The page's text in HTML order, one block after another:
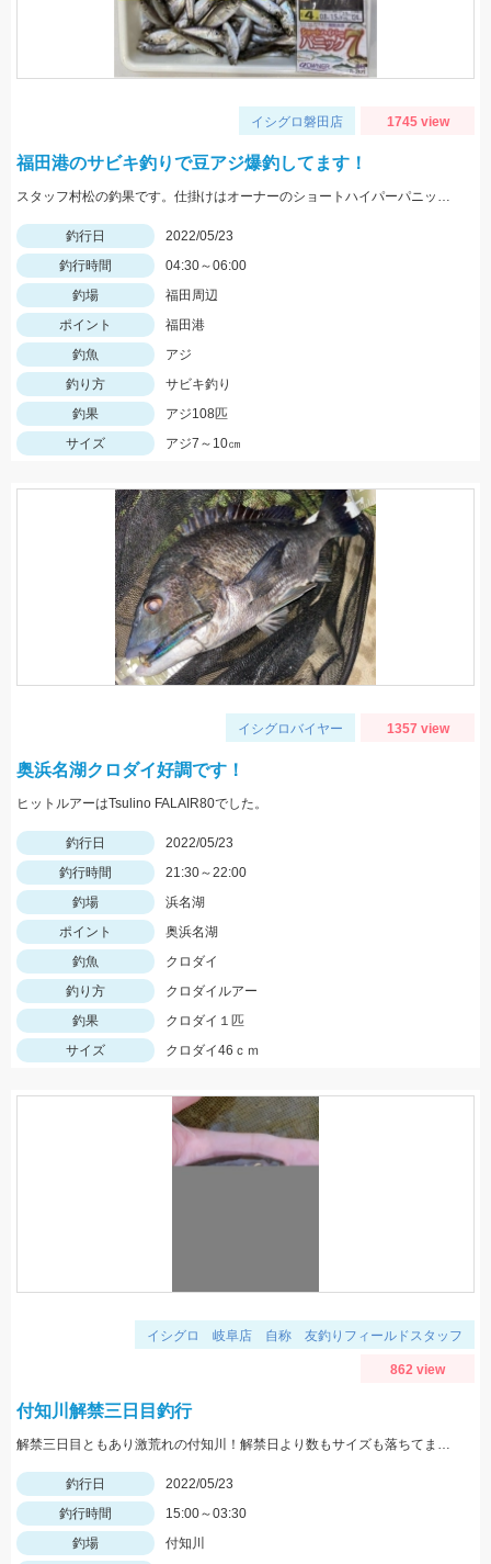
イシグロ磐田店 1745 view
福田港のサビキ釣りで豆アジ爆釣してます！
スタッフ村松の釣果です。仕掛けはオーナーのショートハイパーパニック4号を使用し、にアミエビを付けて釣りました。
釣行日
2022/05/23
釣行時間
04:30～06:00
釣場
福田周辺
ポイント
福田港
釣魚
アジ
釣り方
サビキ釣り
釣果
アジ108匹
サイズ
アジ7～10㎝
イシグロバイヤー 1357 view
奥浜名湖クロダイ好調です！
ヒットルアーはTsulino FALAIR80でした。
釣行日
2022/05/23
釣行時間
21:30～22:00
釣場
浜名湖
ポイント
奥浜名湖
釣魚
クロダイ
釣り方
クロダイルアー
釣果
クロダイ１匹
サイズ
クロダイ46ｃｍ
イシグロ 岐阜店 自称 友釣りフィールドスタッフ
862 view
付知川解禁三日目釣行
解禁三日目ともあり激荒れの付知川！解禁日より数もサイズも落ちてますが丁寧に探れば釣れます。四日目も頑張ります！
釣行日
2022/05/23
釣行時間
15:00～03:30
釣場
付知川